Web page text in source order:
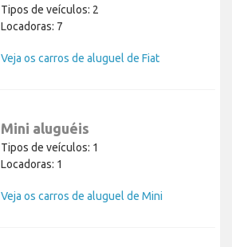
Tipos de veículos: 2
Locadoras: 7
Veja os carros de aluguel de Fiat
Mini aluguéis
Tipos de veículos: 1
Locadoras: 1
Veja os carros de aluguel de Mini